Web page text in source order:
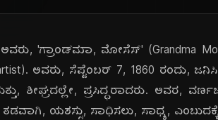
'ಗ್ರಾಂಡ್‌ಮಾ, ಮೋಸೆಸ್' (Grandma
ಅವರು, ಸೆಪ್ಟೆಂಬರ್ 7, 1860 ರಂದು,
ಶೀಘ್ರದಲ್ಲೇ, ಪ್ರಸಿದ್ಧರಾದರು. ಅವರ,
ತಡವಾಗಿ, ಯಶಸ್ಸು, ಸಾಧಿಸಲು, ಸಾಧ್ಯ,